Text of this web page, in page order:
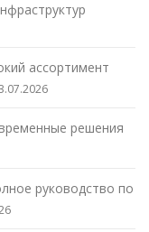
ассортимент
решения
руководство по